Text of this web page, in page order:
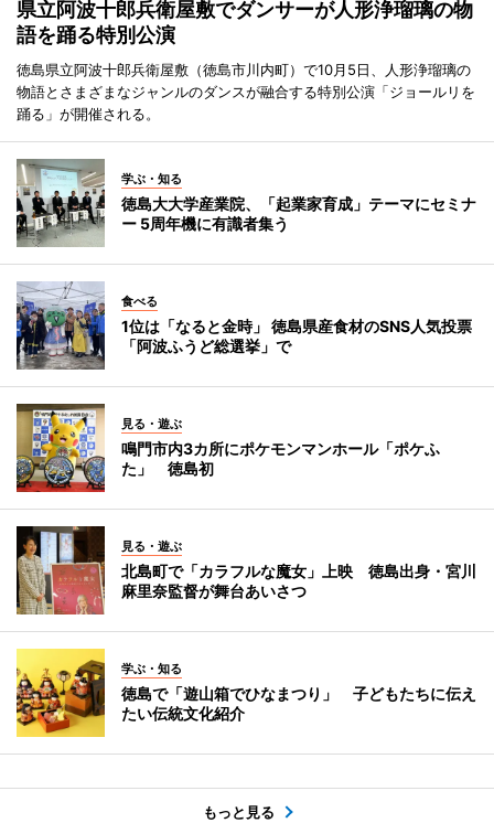
県立阿波十郎兵衛屋敷でダンサーが人形浄瑠璃の物
語を踊る特別公演
徳島県立阿波十郎兵衛屋敷（徳島市川内町）で10月5日、人形浄瑠璃の
物語とさまざまなジャンルのダンスが融合する特別公演「ジョールリを
踊る」が開催される。
学ぶ・知る
徳島大大学産業院、「起業家育成」テーマにセミナ
ー 5周年機に有識者集う
食べる
1位は「なると金時」 徳島県産食材のSNS人気投票
「阿波ふうど総選挙」で
見る・遊ぶ
鳴門市内3カ所にポケモンマンホール「ポケふ
た」 徳島初
見る・遊ぶ
北島町で「カラフルな魔女」上映 徳島出身・宮川
麻里奈監督が舞台あいさつ
学ぶ・知る
徳島で「遊山箱でひなまつり」 子どもたちに伝え
たい伝統文化紹介
もっと見る